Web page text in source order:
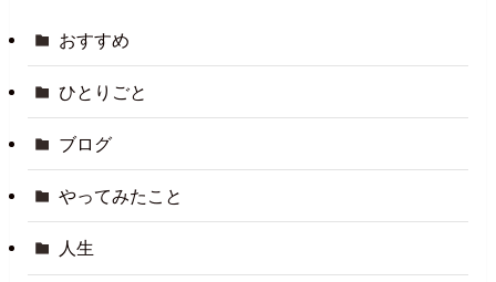
おすすめ
ひとりごと
ブログ
やってみたこと
人生